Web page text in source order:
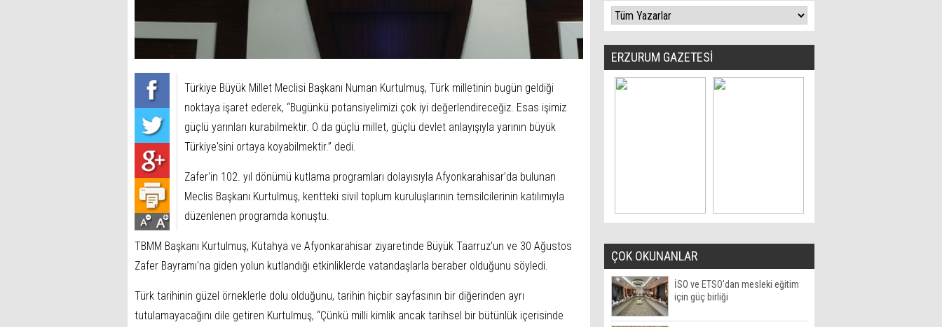
Türkiye Büyük Millet Meclisi Başkanı Numan Kurtulmuş, Türk milletinin bugün geldiği
noktaya işaret ederek, “Bugünkü potansiyelimizi çok iyi değerlendireceğiz. Esas işimiz
güçlü yarınları kurabilmektir. O da güçlü millet, güçlü devlet anlayışıyla yarının büyük
Türkiye'sini ortaya koyabilmektir.” dedi.
Zafer'in 102. yıl dönümü kutlama programları dolayısıyla Afyonkarahisar’da bulunan
Meclis Başkanı Kurtulmuş, kentteki sivil toplum kuruluşlarının temsilcilerinin katılımıyla
düzenlenen programda konuştu.
TBMM Başkanı Kurtulmuş, Kütahya ve Afyonkarahisar ziyaretinde Büyük Taarruz'un ve 30 Ağustos
Zafer Bayramı'na giden yolun kutlandığı etkinliklerde vatandaşlarla beraber olduğunu söyledi.
Türk tarihinin güzel örneklerle dolu olduğunu, tarihin hiçbir sayfasının bir diğerinden ayrı
tutulamayacağını dile getiren Kurtulmuş, “Çünkü milli kimlik ancak tarihsel bir bütünlük içerisinde
ERZURUM GAZETESİ
ÇOK OKUNANLAR
İSO ve ETSO'dan mesleki eğitim
için güç birliği